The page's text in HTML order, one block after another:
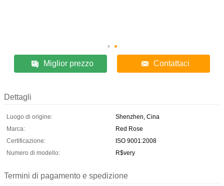
Miglior prezzo Contattaci
Dettagli
Luogo di origine:
Shenzhen, Cina
Marca:
Red Rose
Certificazione:
ISO 9001:2008
Numero di modello:
R$very
Termini di pagamento e spedizione